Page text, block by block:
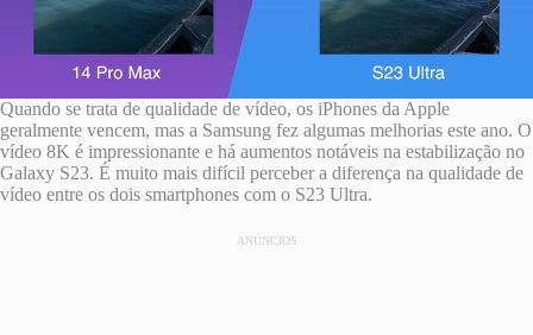
Quando se trata de qualidade de vídeo, os iPhones da Apple
geralmente vencem, mas a Samsung fez algumas melhorias este ano. O
vídeo 8K é impressionante e há aumentos notáveis ​​na estabilização no
Galaxy S23. É muito mais difícil perceber a diferença na qualidade de
vídeo entre os dois smartphones com o S23 Ultra.
ANÚNCIOS